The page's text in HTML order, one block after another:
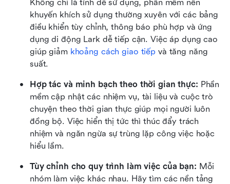
Không chỉ là tính dễ sử dụng, phần mềm nên
khuyến khích sử dụng thường xuyên với các bảng
điều khiển tùy chỉnh, thông báo phù hợp và ứng
dụng di động Lark dễ tiếp cận. Việc áp dụng cao
giúp giảm khoảng cách giao tiếp và tăng năng
suất.
Hợp tác và minh bạch theo thời gian thực: Phần
mềm cập nhật các nhiệm vụ, tài liệu và cuộc trò
chuyện theo thời gian thực giúp mọi người luôn
đồng bộ. Việc hiển thị tức thì thúc đẩy trách
nhiệm và ngăn ngừa sự trùng lặp công việc hoặc
hiểu lầm.
Tùy chỉnh cho quy trình làm việc của bạn: Mỗi
nhóm làm việc khác nhau. Hãy tìm các nền tảng